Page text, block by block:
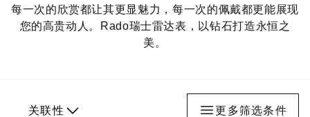
每一次的欣赏都让其更显魅力，每一次的佩戴都更能展现
您的高贵动人。Rado瑞士雷达表，以钻石打造永恒之
美。
关联性 更多筛选条件